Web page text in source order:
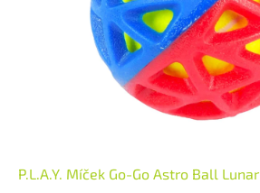
P.L.A.Y. Míček Go-Go Astro Ball Lunar